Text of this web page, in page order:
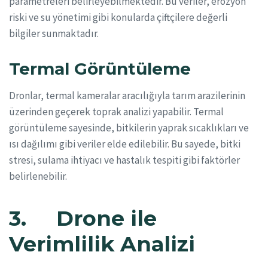
riski ve su yönetimi gibi konularda çiftçilere değerli
bilgiler sunmaktadır.
Termal Görüntüleme
Dronlar, termal kameralar aracılığıyla tarım arazilerinin
üzerinden geçerek toprak analizi yapabilir. Termal
görüntüleme sayesinde, bitkilerin yaprak sıcaklıkları ve
ısı dağılımı gibi veriler elde edilebilir. Bu sayede, bitki
stresi, sulama ihtiyacı ve hastalık tespiti gibi faktörler
belirlenebilir.
3. Drone ile
Verimlilik Analizi